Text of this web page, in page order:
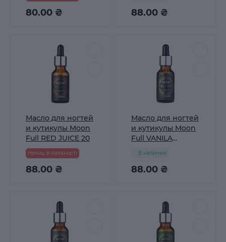
80.00 ₴ 88.00 ₴
Масло для ногтей
и кутикулы Moon
Full RED JUICE 20
Немає в наявності
88.00 ₴
Масло для ногтей
и кутикулы Moon
Full VANILA
В наличии
88.00 ₴